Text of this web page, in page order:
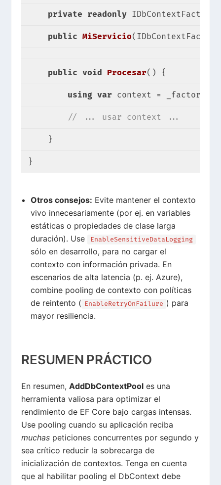
private readonly
public MiServicio(
public void Procesar( ) {
using var context =
// ... usar context ...
    }
}
Otros consejos: Evite mantener el contexto
vivo innecesariamente (por ej. en variables
estáticas o propiedades de clase larga
duración). Use
EnableSensitiveDataLogging
sólo en desarrollo, para no cargar el
contexto con información privada. En
escenarios de alta latencia (p. ej. Azure),
combine pooling de contexto con políticas
de reintento ( EnableRetryOnFailure ) para
mayor resiliencia.
RESUMEN PRÁCTICO
En resumen,AddDbContextPool es una
herramienta valiosa para optimizar el
rendimiento de EF Core bajo cargas intensas.
Use pooling cuando su aplicación reciba
muchas peticiones concurrentes por segundo y
sea crítico reducir la sobrecarga de
inicialización de contextos. Tenga en cuenta
que al habilitar pooling el DbContext debe